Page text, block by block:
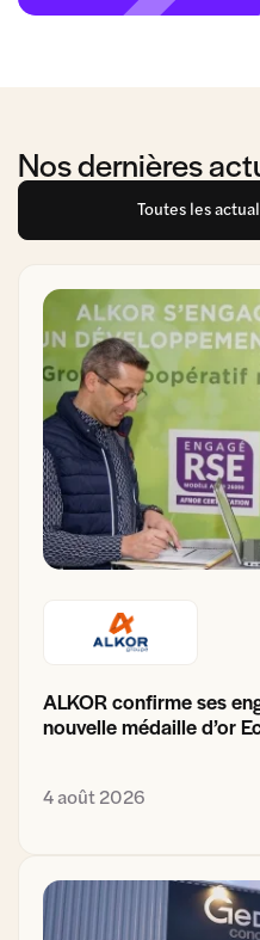
Nos dernières
Toutes les
ALKOR confirme ses
nouvelle médaille d’or
4 août 2026